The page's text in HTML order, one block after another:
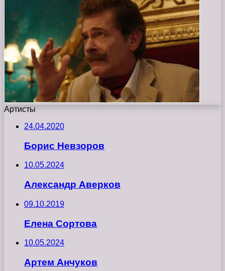
Артисты
24.04.2020
Борис Невзоров
10.05.2024
Александр Аверков
09.10.2019
Елена Сортова
10.05.2024
Артем Анчуков